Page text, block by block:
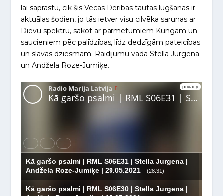
lai saprastu, cik šīs Vecās Derības tautas lūgšanas ir
aktuālas šodien, jo tās ietver visu cilvēka sarunas ar
Dievu spektru, sākot ar pārmetumiem Kungam un
saucieniem pēc palīdzības, līdz dedzīgām pateicības
un slavas dziesmām. Raidījumu vada Stella Jurgena
un Andžela Roze-Jumiķe.